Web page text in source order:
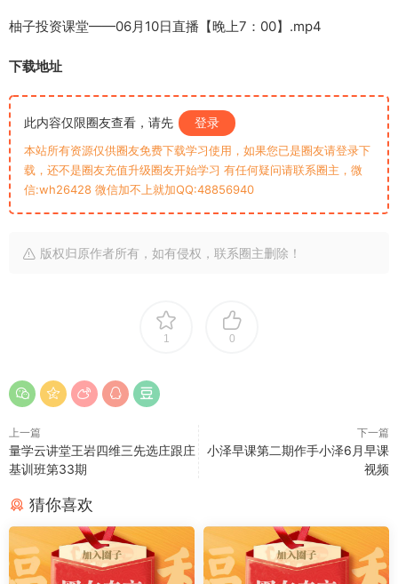
柚子投资课堂——06月10日直播【晚上7：00】.mp4
下载地址
此内容仅限圈友查看，请先 登录
本站所有资源仅供圈友免费下载学习使用，如果您已是圈友请登录下
载，还不是圈友充值升级圈友开始学习 有任何疑问请联系圈主，微
信:wh26428 微信加不上就加QQ:48856940
版权归原作者所有，如有侵权，联系圈主删除！
1 0
上一篇
量学云讲堂王岩四维三先选庄跟庄
基训班第33期
下一篇
小泽早课第二期作手小泽6月早课
视频
猜你喜欢